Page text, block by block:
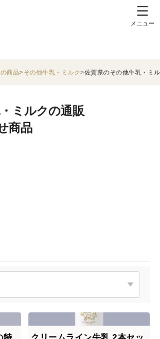
メニュー
商品 その他牛乳・ミルク 佐賀県のその他牛乳・ミ
ミルクの通販
商品